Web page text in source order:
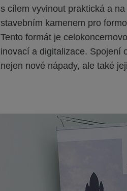
s cílem vyvinout praktická a
stavebním kamenem pro
Tento formát je
inovací a digitalizace. Spojení
nejen nové nápady, ale také